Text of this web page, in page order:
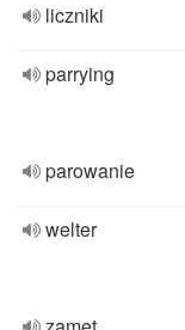
liczniki
parrying
parowanie
welter